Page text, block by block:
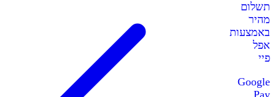
תשלום
מהיר
באמצעות
אפל
פיי
Google
Pay